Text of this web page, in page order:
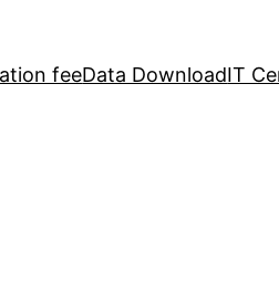
feeData DownloadIT